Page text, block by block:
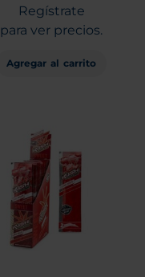
Regístrate
para ver precios.
Agregar al carrito